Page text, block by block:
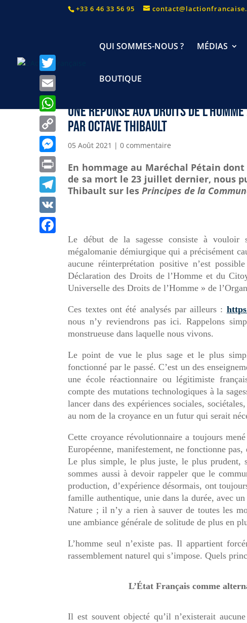
+33 6 46 33 56 95
QUI SOMMES-NOUS ? MÉDIAS
BOUTIQUE
Une réponse aux Droits de
par Octave Thibault
05 Août 2021 |0 commentaire
En hommage au Maréchal Pétain
de sa mort le 23 juillet dernier, nous
Thibault sur lesPrincipes de la
Le début de la sagesse consiste à vouloir
mégalomanie démiurgique qui a précisément
aucune réinterprétation positive n’est
Déclaration des Droits de l’Homme et du
Universelle des Droits de l’Homme » de
Ces textes ont été analysés par ailleurs :
nous n’y reviendrons pas ici. Rappelons
monstrueuse dans laquelle nous vivons.
Le point de vue le plus sage et le plus
fonctionné par le passé. C’est un des
une école réactionnaire ou légitimiste
compte des mutations technologiques à la
lancer dans des expériences sociales,
au nom de la croyance en un futur qui serait
Cette croyance révolutionnaire a toujours
Européenne, manifestement, ne fonctionne pas,
Le plus simple, le plus juste,le plus prudent,
sommes aussi à devoir rappeler que le
production, d’expérience désormais, ont
famille authentique, unie dans la durée, avec
Nature ; il n’y a rien à sauver de toutes les
une ambiance générale de solitude de plus en
L’homme seul n’existe pas. Il appartient
rassemblement naturel qui s’impose. Quels
L’ÉtatFrançais comme
Il est souvent objecté qu’il n’existerait
T
w
i
t
t
e
r
E
m
a
W
h
a
t
s
A
p
p
C
o
p
y
L
i
M
e
s
e
P
r
i
n
T
e
l
V